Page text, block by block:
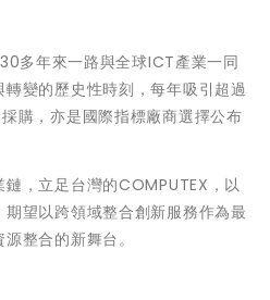
多年來一路與全球ICT產業一同
變的歷史性時刻，每年吸引超過
購，亦是國際指標廠商選擇公布
，立足台灣的COMPUTEX，以
望以跨領域整合創新服務作為最
整合的新舞台。